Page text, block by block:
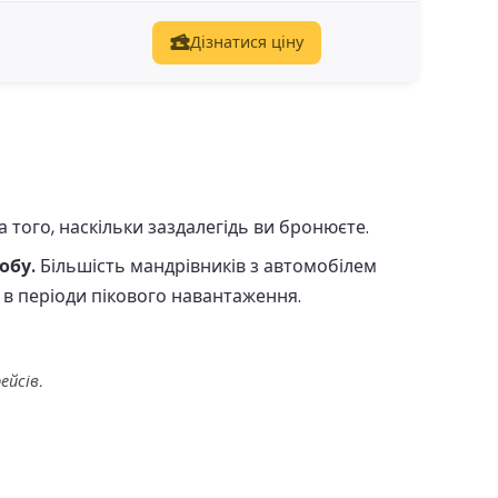
Дізнатися ціну
наскільки заздалегідь ви бронюєте.
Більшість мандрівників з автомобілем
пікового навантаження.